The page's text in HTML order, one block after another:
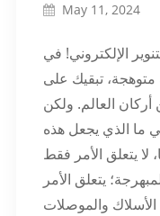
May 11, 2024
الإلكتروني! في
تبقيك على
العالم. ولكن
ما الذي يجعل هذه
لا يتعلق الأمر فقط
يتعلق الأمر